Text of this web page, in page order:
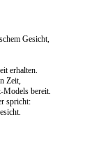
Gesicht,
erhalten.
Zeit,
Models bereit.
spricht: